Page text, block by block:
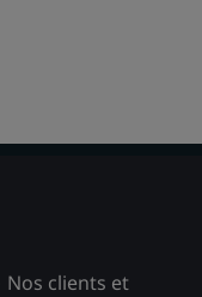
Nos clients et